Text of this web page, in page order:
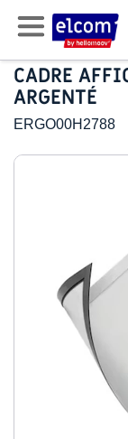
CADRE
ARGENTÉ
ERGO00H2788